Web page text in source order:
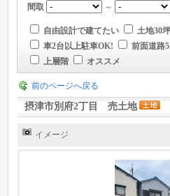
間取 ～
自由設計で建てたい 土地30
車2台以上駐車OK!
前面道路
上層階
オススメ
前のページへ戻る
摂津市別府2丁目 売土地
イメージ